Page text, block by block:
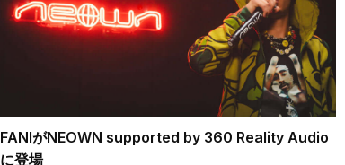
FANIがNEOWN supported by 360 Reality Audio
に登場